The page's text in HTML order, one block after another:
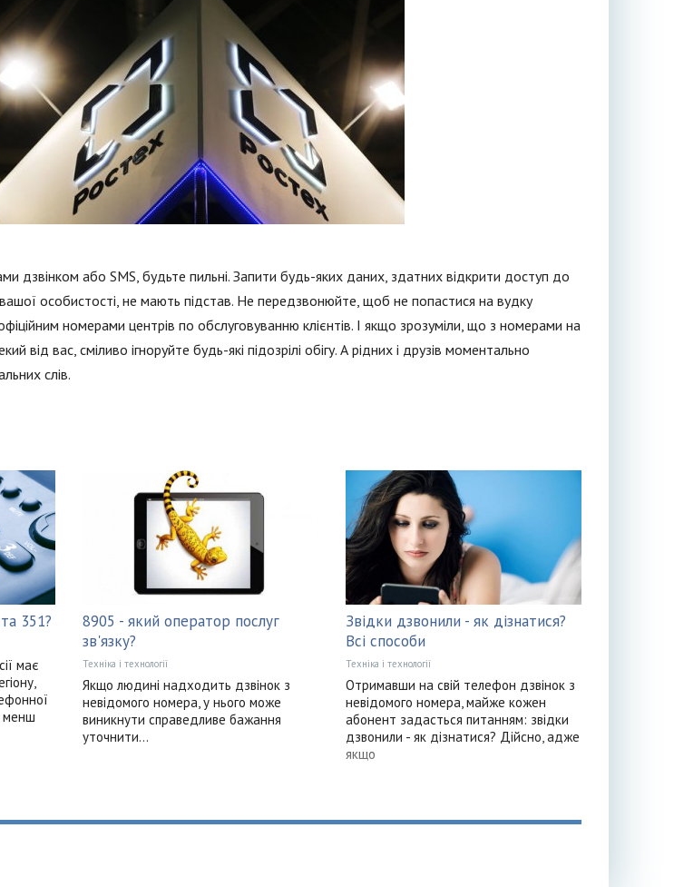
дзвінком або SMS, будьте пильні. Запити будь-яких даних, здатних відкрити доступ до
особистості, не мають підстав. Не передзвонюйте, щоб не попастися на вудку
номерами центрів по обслуговуванню клієнтів. І якщо зрозуміли, що з номерами на
від вас, сміливо ігноруйте будь-які підозрілі обігу. А рідних і друзів моментально
слів.
351?
має
менш
8905 - який оператор послуг
зв'язку?
Техніка і технології
Якщо людині надходить дзвінок з
невідомого номера, у нього може
виникнути справедливе бажання
уточнити...
Звідки дзвонили - як дізнатися?
Всі способи
Техніка і технології
Отримавши на свій телефон дзвінок з
невідомого номера, майже кожен
абонент задасться питанням: звідки
дзвонили - як дізнатися? Дійсно, адже
якщо